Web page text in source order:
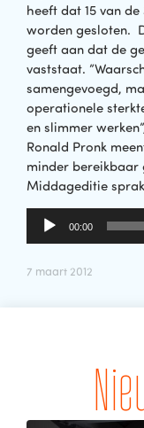
heeft dat 15 van
worden gesloten.
geeft aan dat de
vaststaat.
samengevoegd,
operationele
en slimmer
Ronald Pronk
minder bereikbaar
Middageditie
Audiospeler
00:00
7 maart 2012